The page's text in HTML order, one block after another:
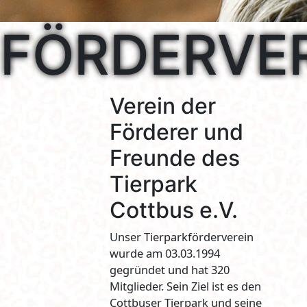
Verein der
Förderer und
Freunde des
Tierpark
Cottbus e.V.
Unser Tierparkförderverein
wurde am 03.03.1994
gegründet und hat 320
Mitglieder. Sein Ziel ist es den
Cottbuser Tierpark und seine